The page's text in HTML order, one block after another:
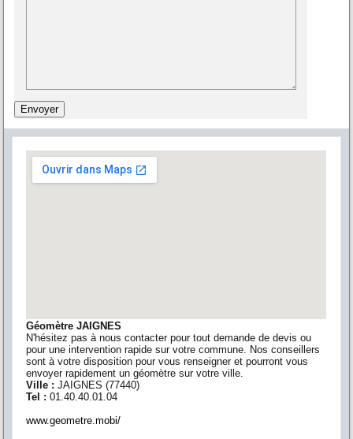
Géomètre JAIGNES
N'hésitez pas à nous contacter pour tout demande de devis ou
pour une intervention rapide sur votre commune. Nos conseillers
sont à votre disposition pour vous renseigner et pourront vous
envoyer rapidement un géomètre sur votre ville.
Ville :JAIGNES (77440)
Tel :01.40.40.01.04
www.geometre.mobi/